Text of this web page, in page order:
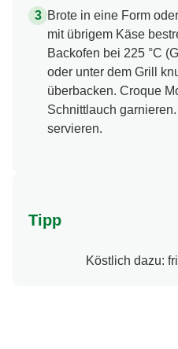
Brote in eine Form
mit übrigem Käse
Backofen bei 225 °C
oder unter dem Grill
überbacken. Croque
Schnittlauch
servieren.
Tipp
Köstlich dazu: